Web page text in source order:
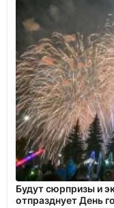
Будут сюрпризы и
отпразднует День